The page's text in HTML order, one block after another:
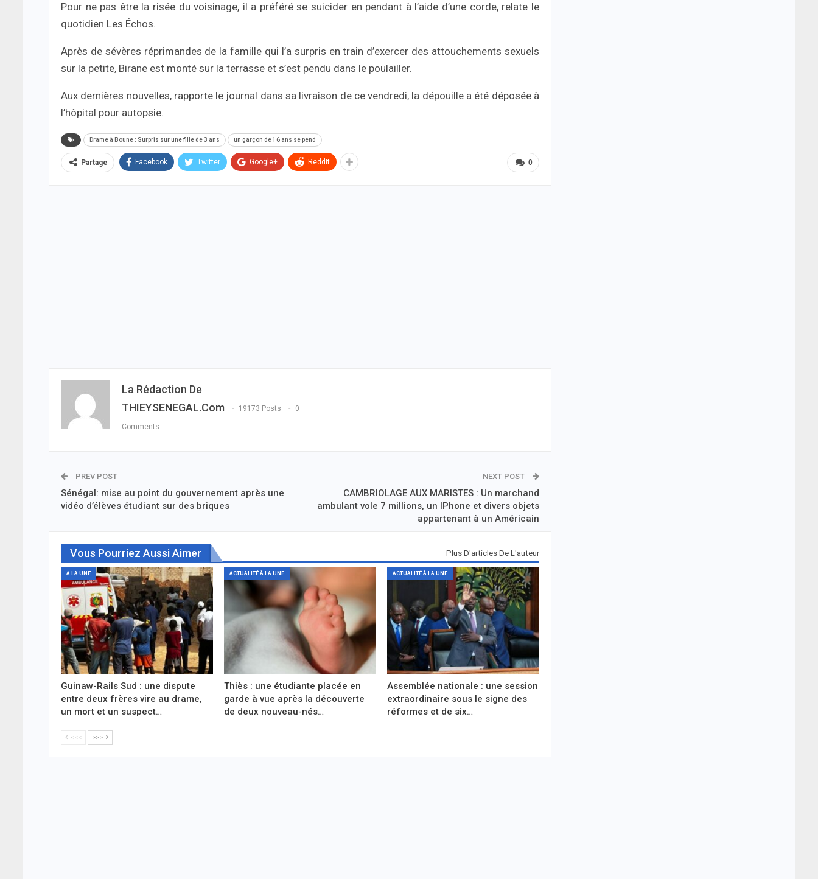
Pour ne pas être la risée du voisinage, il a préféré se suicider en pendant à l’aide d’une corde, relate le
quotidien Les Échos.
Après de sévères réprimandes de la famille qui l’a surpris en train d’exercer des attouchements sexuels
sur la petite, Birane est monté sur la terrasse et s’est pendu dans le poulailler.
Aux dernières nouvelles, rapporte le journal dans sa livraison de ce vendredi, la dépouille a été déposée à
l’hôpital pour autopsie.
Drame à Boune : Surpris sur une fille de 3 ans un garçon de 16 ans se pend
0
Partage Facebook Twitter Google+ ReddIt
La Rédaction De
THIEYSENEGAL.com
19173 Posts 0
Comments
PREV POST
Sénégal: mise au point du gouvernement après une
vidéo d’élèves étudiant sur des briques
NEXT POST
CAMBRIOLAGE AUX MARISTES : Un marchand
ambulant vole 7 millions, un IPhone et divers objets
appartenant à un Américain
Vous Pourriez Aussi Aimer Plus D'articles De L'auteur
A LA UNE
Guinaw-Rails Sud : une dispute
entre deux frères vire au drame,
un mort et un suspect…
ACTUALITÉ À LA UNE
Thiès : une étudiante placée en
garde à vue après la découverte
de deux nouveau-nés…
ACTUALITÉ À LA UNE
Assemblée nationale : une session
extraordinaire sous le signe des
réformes et de six…
<<< >>>